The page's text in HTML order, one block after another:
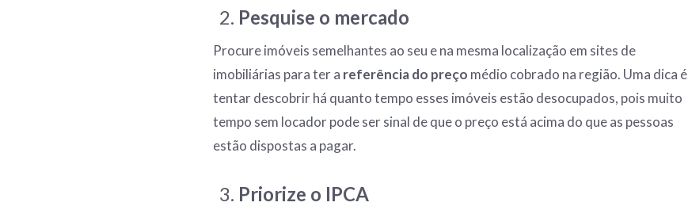
Pesquise o mercado
Procure imóveis semelhantes ao seu e na mesma localização em sites de
imobiliárias para ter a referência do preço médio cobrado na região. Uma dica é
tentar descobrir há quanto tempo esses imóveis estão desocupados, pois muito
tempo sem locador pode ser sinal de que o preço está acima do que as pessoas
estão dispostas a pagar.
Priorize o IPCA